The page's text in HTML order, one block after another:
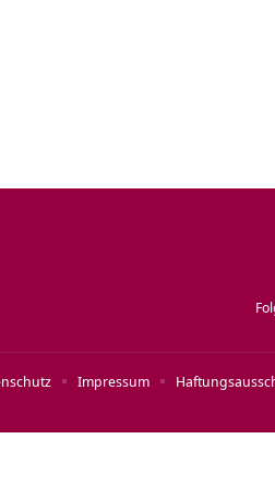
Impressum